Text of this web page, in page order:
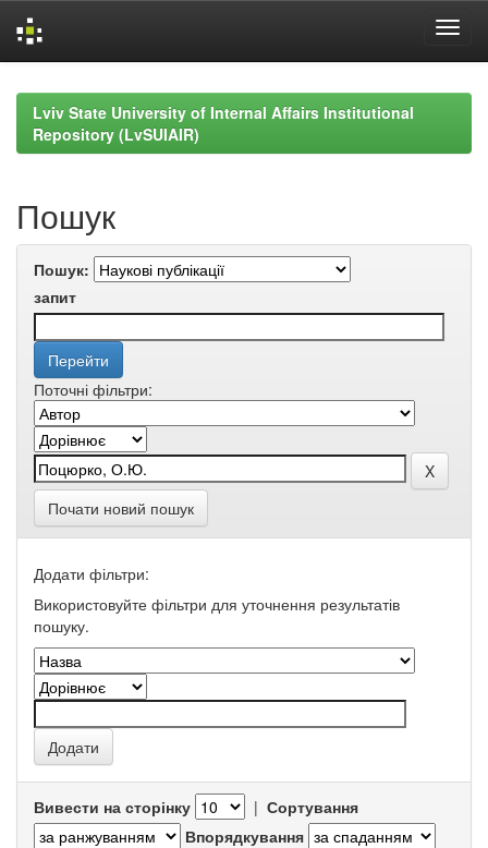
navigationLviv State University of Internal Affairs Institutional
Repository (LvSUIAIR)
Пошук
Пошук:
запит
Поточні фільтри:
Почати новий пошук
Додати фільтри:
Використовуйте фільтри для уточнення результатів
пошуку.
Вивести на сторінку | Сортування
Впорядкування